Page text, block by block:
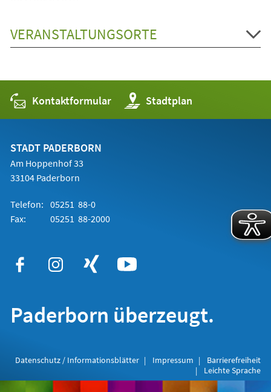
VERANSTALTUNGSORTE
Kontaktformular Stadtplan
(Öffnet
in
einem
STADT PADERBORN
Am Hoppenhof 33
33104 Paderborn
Telefon: 05251 88-0
Fax:
05251 88-2000
Paderborn überzeugt.
Datenschutz / Informationsblätter Impressum
Barrierefreiheit
Leichte Sprache